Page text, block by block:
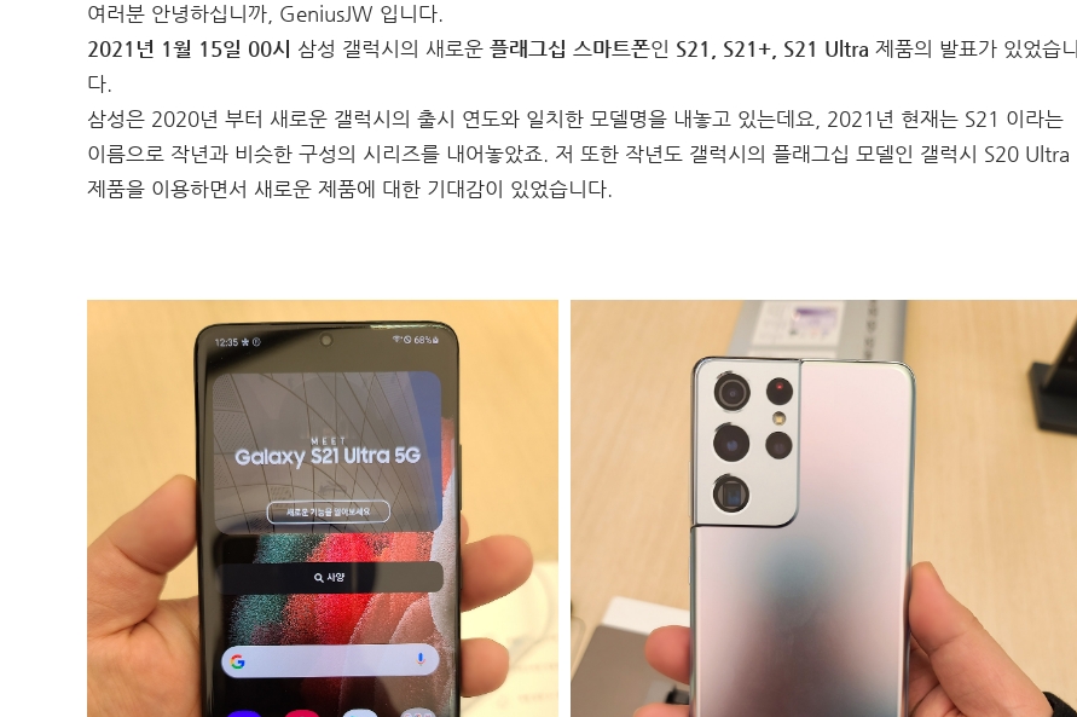
여러분 안녕하십니까, GeniusJW 입니다.
2021년 1월 15일 00시 삼성 갤럭시의 새로운 플래그십 스마트폰인 S21, S21+, S21 Ultra 제품의 발표가 있었습니
다.
삼성은 2020년 부터 새로운 갤럭시의 출시 연도와 일치한 모델명을 내놓고 있는데요, 2021년 현재는 S21 이라는
이름으로 작년과 비슷한 구성의 시리즈를 내어놓았죠. 저 또한 작년도 갤럭시의 플래그십 모델인 갤럭시 S20 Ultra
제품을 이용하면서 새로운 제품에 대한 기대감이 있었습니다.